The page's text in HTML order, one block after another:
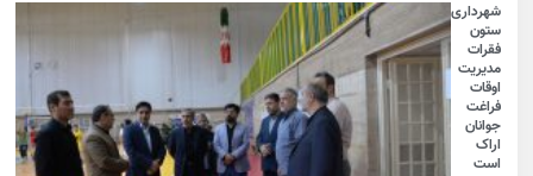
شهرداری
ستون
فقرات
مدیریت
اوقات
فراغت
جوانان
اراک
است